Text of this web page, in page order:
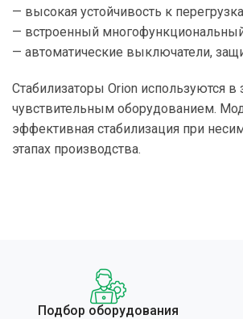
— высокая устойчивость к
— встроенный
— автоматические выключатели,
Стабилизаторы Orion используются
чувствительным оборудованием.
эффективная стабилизация при
этапах производства.
Подбор оборудования